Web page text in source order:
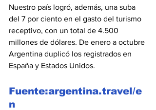
Nuestro país logró, además, una suba
del 7 por ciento en el gasto del turismo
receptivo, con un total de 4.500
millones de dólares. De enero a octubre
Argentina duplicó los registrados en
España y Estados Unidos.
Fuente:argentina.travel/e
n